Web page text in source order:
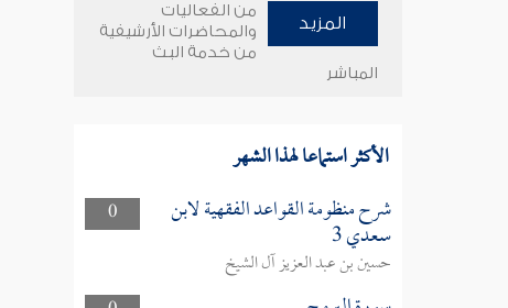
المزيد
من الفعاليات
والمحاضرات الأرشيفية
من خدمة البث
المباشر
الأكثر استماعا لهذا الشهر
0 شرح منظومة القواعد الفقهية لابن
سعدي 3
حسين بن عبد العزيز آل الشيخ